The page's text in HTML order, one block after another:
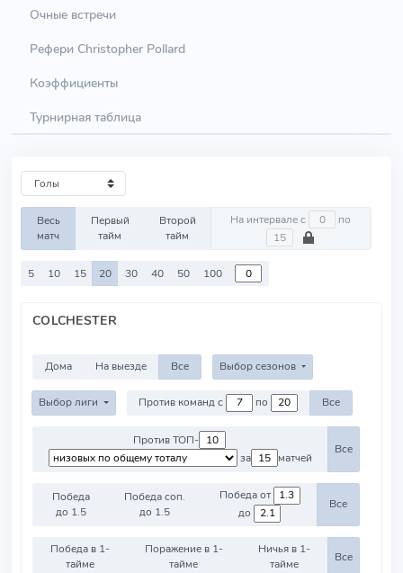
Очные встречи
Рефери Christopher Pollard
Коэффициенты
Турнирная таблица
Весь
матч
Первый
тайм
Второй
тайм
На интервале с по
5 10 15 20 30 40 50 100
COLCHESTER
Дома На выезде Все Выбор сезонов
Выбор лиги Против команд с по Все
Против ТОП-
за
матчей
Все
Победа
до 1.5
Победа соп.
до 1.5
Победа от
до
Все
Победа в 1-
тайме
Поражение в 1-
тайме
Ничья в 1-
тайме
Все